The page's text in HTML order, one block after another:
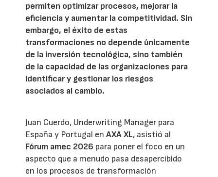
permiten optimizar procesos, mejorar la
eficiencia y aumentar la competitividad. Sin
embargo, el éxito de estas
transformaciones no depende únicamente
de la inversión tecnológica, sino también
de la capacidad de las organizaciones para
identificar y gestionar los riesgos
asociados al cambio.
Juan Cuerdo, Underwriting Manager para
España y Portugal enAXA XL, asistió al
Fórum amec 2026 para poner el foco en un
aspecto que a menudo pasa desapercibido
en los procesos de transformación